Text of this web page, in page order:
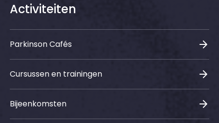
Activiteiten
Parkinson Cafés
Cursussen en trainingen
Bijeenkomsten